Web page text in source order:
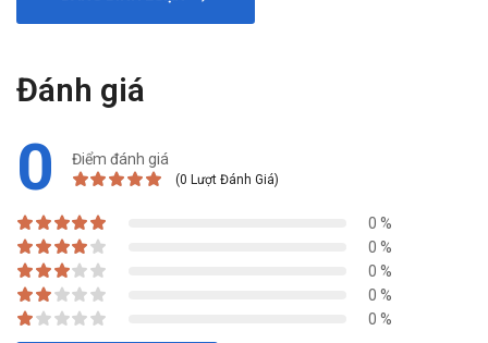
Đánh giá
0 Điểm đánh giá
(0 Lượt Đánh Giá)
0 %
0 %
0 %
0 %
0 %